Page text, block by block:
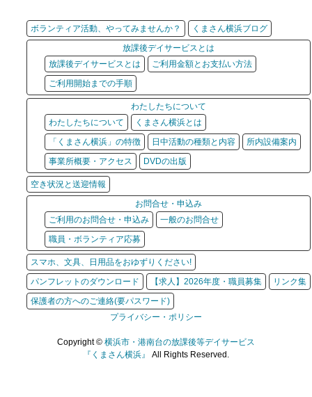
ボランティア活動、やってみませんか？
くまさん横浜ブログ
放課後デイサービスとは
放課後デイサービスとは
ご利用金額とお支払い方法
ご利用開始までの手順
わたしたちについて
わたしたちについて
くまさん横浜とは
「くまさん横浜」の特徴
日中活動の種類と内容
所内設備案内
事業所概要・アクセス
DVDの出版
空き状況と送迎情報
お問合せ・申込み
ご利用のお問合せ・申込み
一般のお問合せ
職員・ボランティア応募
スマホ、文具、日用品をおゆずりください!
パンフレットのダウンロード
【求人】2026年度・職員募集
リンク集
保護者の方へのご連絡(要パスワード)
プライバシー・ポリシー
Copyright © 横浜市・港南台の放課後等デイサービス
『くまさん横浜』 All Rights Reserved.